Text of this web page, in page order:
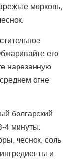
морковь,
его
нарезанную
огне
болгарский
4 минуты.
чеснок, соль
и